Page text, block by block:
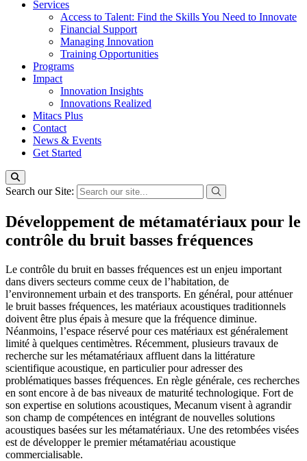
Services
Access to Talent: Find the Skills You Need to Innovate
Financial Support
Managing Innovation
Training Opportunities
Programs
Impact
Innovation Insights
Innovations Realized
Mitacs Plus
Contact
News & Events
Get Started
Search our Site:
Développement de métamatériaux pour le
contrôle du bruit basses fréquences
Le contrôle du bruit en basses fréquences est un enjeu important
dans divers secteurs comme ceux de l’habitation, de
l’environnement urbain et des transports. En général, pour atténuer
le bruit basses fréquences, les matériaux acoustiques traditionnels
doivent être plus épais à mesure que la fréquence diminue.
Néanmoins, l’espace réservé pour ces matériaux est généralement
limité à quelques centimètres. Récemment, plusieurs travaux de
recherche sur les métamatériaux affluent dans la littérature
scientifique acoustique, en particulier pour adresser des
problématiques basses fréquences. En règle générale, ces recherches
en sont encore à de bas niveaux de maturité technologique. Fort de
son expertise en solutions acoustiques, Mecanum visent à agrandir
son champ de compétences en intégrant de nouvelles solutions
acoustiques basées sur les métamatériaux. Une des retombées visées
est de développer le premier métamatériau acoustique
commercialisable.